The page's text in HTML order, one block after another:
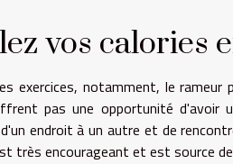
vos calories
exercices, notamment, le
pas une opportunité d'avoir
endroit à un autre et de
très encourageant et est source